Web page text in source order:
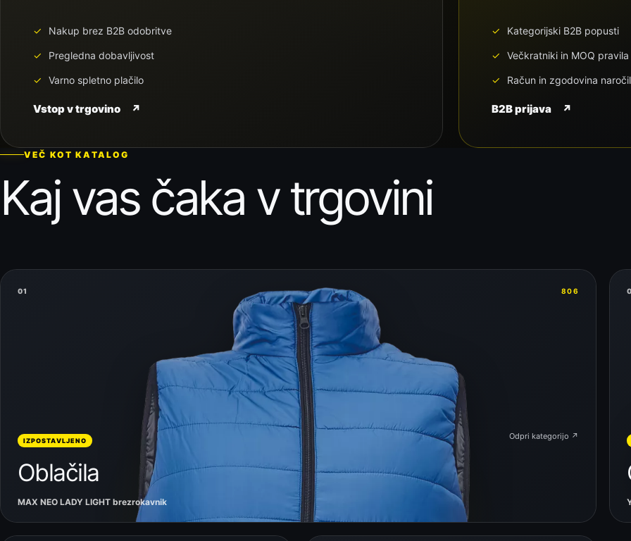
Nakup brez B2B odobritve
Pregledna dobavljivost
Varno spletno plačilo
Vstop v trgovino ↗
Kategorijski B2B popusti
Večkratniki in MOQ pravila
Račun in zgodovina naročil
B2B prijava ↗
VEČ KOT KATALOG
Kaj vas čaka v trgovini
01 806
IZPOSTAVLJENO
Oblačila
MAX NEO LADY LIGHT brezrokavnik
Odpri kategorijo ↗